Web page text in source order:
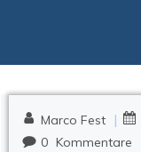
Marco Fest |
0 Kommentare